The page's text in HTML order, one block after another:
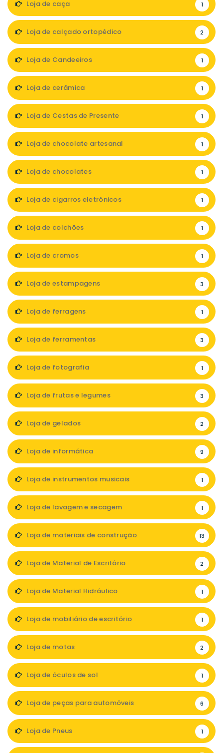
Loja de caça 1
Loja de calçado ortopédico 2
Loja de Candeeiros 1
Loja de cerâmica 1
Loja de Cestas de Presente 1
Loja de chocolate artesanal 1
Loja de chocolates 1
Loja de cigarros eletrónicos 1
Loja de colchões 1
Loja de cromos 1
Loja de estampagens 3
Loja de ferragens 1
Loja de ferramentas 3
Loja de fotografia 1
Loja de frutas e legumes 3
Loja de gelados 2
Loja de informática 9
Loja de instrumentos musicais 1
Loja de lavagem e secagem 1
Loja de materiais de construção 13
Loja de Material de Escritório 2
Loja de Material Hidráulico 1
Loja de mobiliário de escritório 1
Loja de motas 2
Loja de óculos de sol 1
Loja de peças para automóveis 6
Loja de Pneus 1